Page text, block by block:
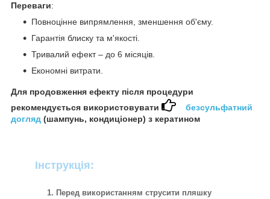
Переваги:
Повноцінне випрямлення, зменшення об'єму.
Гарантія блиску та м'якості.
Тривалий ефект – до 6 місяців.
Економні витрати.
Інструкція:
Перед використанням струсити пляшку
Для продовження ефекту після процедури
рекомендується використовувати
безсульфатний
догляд (шампунь, кондиціонер) з кератином